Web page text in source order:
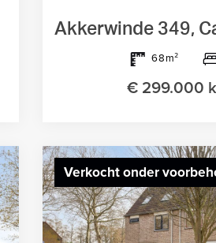
68m²
€ 299.000
Verkocht onder